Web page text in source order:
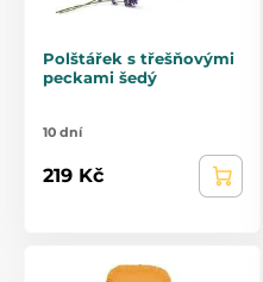
Polštářek s třešňovými
peckami šedý
10 dní
219 Kč